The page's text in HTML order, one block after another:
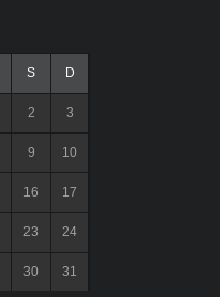
S D
2 3
9 10
16 17
23 24
30 31